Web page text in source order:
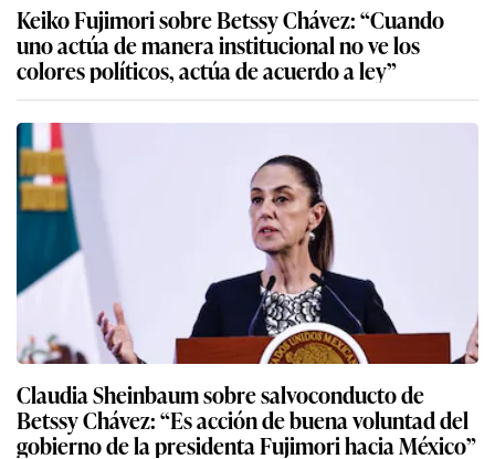
Keiko Fujimori sobre Betssy Chávez: “Cuando
uno actúa de manera institucional no ve los
colores políticos, actúa de acuerdo a ley”
Claudia Sheinbaum sobre salvoconducto de
Betssy Chávez: “Es acción de buena voluntad del
gobierno de la presidenta Fujimori hacia México”